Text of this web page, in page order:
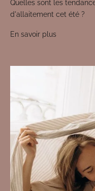
Quelles sont les
d'allaitement cet été ?
En savoir plus